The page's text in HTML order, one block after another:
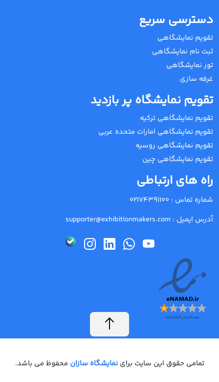
دسترسی سریع
تقویم نمایشگاهی
ثبت نام نمایشگاهی
تور نمایشگاهی
غرفه سازی
تقویم نمایشگاه پر بازدید
تقویم نمایشگاهی ترکیه
تقویم نمایشگاهی امارات متحده عربی
تقویم نمایشگاهی روسیه
تقویم نمایشگاهی چین
راه های ارتباطی
شماره تماس : 02174391100
آدرس ایمیل : supporter@exhibitionmakers.com
تمامی حقوق این سایت براینمایشگاه سازان محفوظ می باشد.